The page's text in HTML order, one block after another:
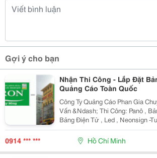
Gợi ý cho bạn
Nhận Thi Công - Lắp Đặt
Quảng Cáo Toàn Quốc
Công Ty Quảng Cáo Phan Gia
Vấn &Ndash; Thi Công: Panô ,
Bảng Điện Tử , Led , Neonsign -Tư Vấn &Ndash; Thiết
Kế &Ndash; Thi Công Gian Hàng
Tư Vấn &Ndash; Thiết Kế
0914 *** *** Hồ Chí Minh